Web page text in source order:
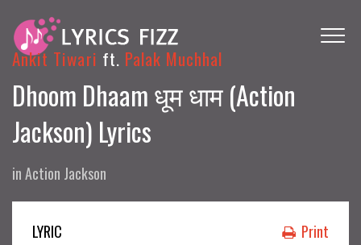
Ankit Tiwari ft. Palak Muchhal
Dhoom Dhaam धूम धाम (Action
Jackson) Lyrics
inAction Jackson
LYRIC Print